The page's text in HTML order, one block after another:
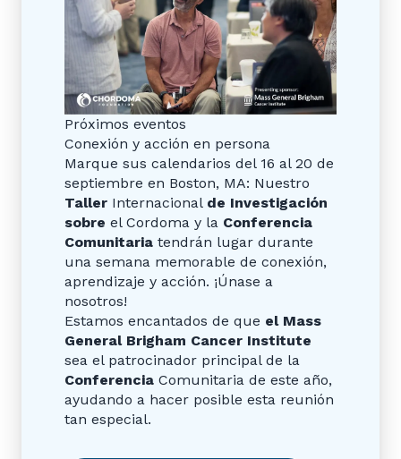
Próximos eventos
Conexión y acción en persona
Marque sus calendarios del 16 al 20 de
septiembre en Boston, MA: Nuestro
Taller Internacional de Investigación
sobre el Cordoma y la Conferencia
Comunitaria tendrán lugar durante
una semana memorable de conexión,
aprendizaje y acción. ¡Únase a
nosotros!
Estamos encantados de que el Mass
General Brigham Cancer Institute
sea el patrocinador principal de la
Conferencia Comunitaria de este año,
ayudando a hacer posible esta reunión
tan especial.